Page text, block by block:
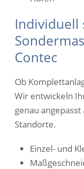
Individuell
Contec
Ob
Wir entwickeln
genau
Standorte.
Einzel- und